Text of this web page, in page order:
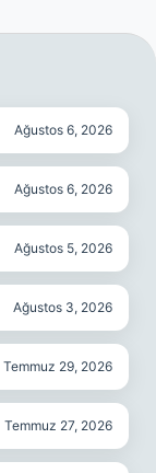
Ağustos 6, 2026
Ağustos 6, 2026
Ağustos 5, 2026
Ağustos 3, 2026
Temmuz 29, 2026
Temmuz 27, 2026